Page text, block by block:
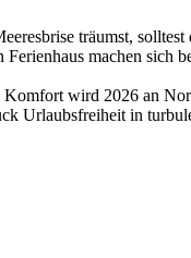
träumst,
machen sich
wird 2026 an
Urlaubsfreiheit in